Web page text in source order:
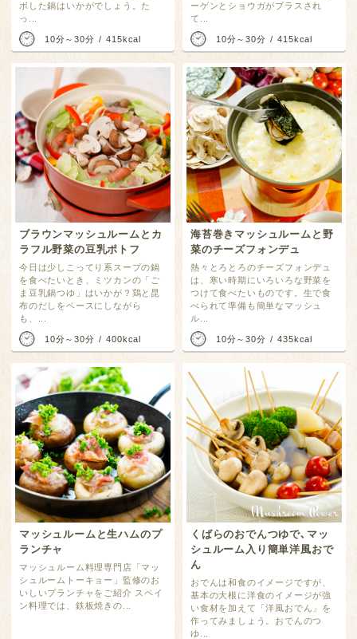
ボした鍋はいかがでしょう。た
っ...
10分～30分 415kcal
ーゲンとショウガがプラスされ
て...
10分～30分 415kcal
ブラウンマッシュルームとカ
ラフル野菜の豆乳ポトフ
今日は少しこってり系スープの鍋
を食べたいとき、ミツカンの「ご
ま豆乳鍋つゆ」はいかが？鶏と昆
布のだしをベースにしながら
も、...
10分～30分 400kcal
海苔巻きマッシュルームと野
菜のチーズフォンデュ
熱々とろとろのチーズフォンデュ
は、寒い時期にいろいろな野菜を
つけて食べたいものです。生で食
べられて準備も簡単なマッシュ
ル...
10分～30分 435kcal
マッシュルームと生ハムのプ
ランチャ
マッシュルーム料理専門店「マッ
シュルームトーキョー」監修のお
いしいプランチャをご紹介 スペイ
ン料理では、鉄板焼きの...
くばらのおでんつゆで､マッ
シュルーム入り簡単洋風おで
ん
おでんは和食のイメージですが、
基本の大根に洋食のイメージが強
い食材を加えて「洋風おでん」を
作ってみましょう。おでんのつ
ゆ...